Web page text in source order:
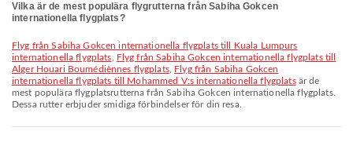
Vilka är de mest populära flygrutterna från Sabiha Gokcen
internationella flygplats?
Flyg från Sabiha Gokcen internationella flygplats till Kuala Lumpurs
internationella flygplats
Flyg från Sabiha Gokcen internationella flygplats till
Alger Houari Boumédiènnes flygplats, Flyg från Sabiha Gokcen
internationella flygplats till Mohammed V:s internationella flygplatsär de
mest populära flygplatsrutterna från Sabiha Gokcen internationella flygplats.
Dessa rutter erbjuder smidiga förbindelser för din resa.